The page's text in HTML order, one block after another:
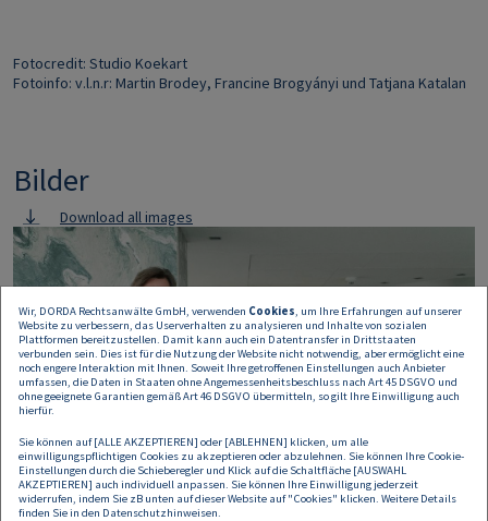
Fotocredit: Studio Koekart
Fotoinfo: v.l.n.r: Martin Brodey, Francine Brogyányi und Tatjana Katalan
Bilder
Download all images
Image
Wir, DORDA Rechtsanwälte GmbH, verwenden Cookies, um Ihre Erfahrungen auf unserer
Website zu verbessern, das Userverhalten zu analysieren und Inhalte von sozialen
Plattformen bereitzustellen. Damit kann auch ein Datentransfer in Drittstaaten
verbunden sein. Dies ist für die Nutzung der Website nicht notwendig, aber ermöglicht eine
noch engere Interaktion mit Ihnen. Soweit Ihre getroffenen Einstellungen auch Anbieter
umfassen, die Daten in Staaten ohne Angemessenheitsbeschluss nach Art 45 DSGVO und
ohne geeignete Garantien gemäß Art 46 DSGVO übermitteln, so gilt Ihre Einwilligung auch
hierfür.
Sie können auf [ALLE AKZEPTIEREN] oder [ABLEHNEN] klicken, um alle
einwilligungspflichtigen Cookies zu akzeptieren oder abzulehnen. Sie können Ihre Cookie-
Einstellungen durch die Schieberegler und Klick auf die Schaltfläche [AUSWAHL
AKZEPTIEREN] auch individuell anpassen. Sie können Ihre Einwilligung jederzeit
widerrufen, indem Sie zB unten auf dieser Website auf "Cookies" klicken. Weitere Details
finden Sie in den Datenschutzhinweisen.